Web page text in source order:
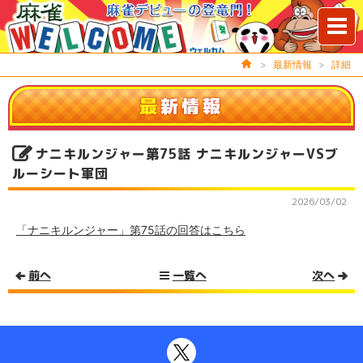
> 最新情報 > 詳細
最新情報
ナニキルンジャー第75話 ナニキルンジャーVSブ
ルーシート軍団
2026/03/02
「ナニキルンジャー」第75話の回答はこちら
前へ 一覧へ 次へ